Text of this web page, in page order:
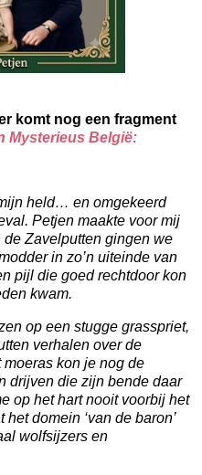
komt nog een fragment
Mysterieus België:
held… en omgekeerd
Petjen maakte voor mij
Zavelputten gingen we
in zo’n uiteinde van
pijl die goed rechtdoor kon
kwam.
op een stugge grasspriet,
verhalen over de
kon je nog de
drijven die zijn bende daar
op het hart nooit voorbij het
domein ‘van de baron’
wolfsijzers en